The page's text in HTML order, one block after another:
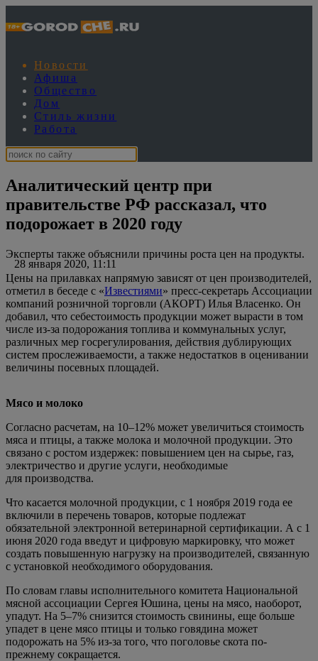
Новости
Афиша
Общество
Дом
Стиль жизни
Работа
Аналитический центр при
правительстве РФ рассказал, что
подорожает в 2020 году
28 января 2020, 11:11
Эксперты также объяснили причины роста цен на продукты.
Цены на прилавках напрямую зависят от цен производителей,
отметил в беседе с «Известиями» пресс-секретарь Ассоциации
компаний розничной торговли (АКОРТ) Илья Власенко. Он
добавил, что себестоимость продукции может вырасти в том
числе из-за подорожания топлива и коммунальных услуг,
различных мер госрегулирования, действия дублирующих
систем прослеживаемости, а также недостатков в оценивании
величины посевных площадей.
Мясо и молоко
Согласно расчетам, на 10–12% может увеличиться стоимость
мяса и птицы, а также молока и молочной продукции. Это
связано с ростом издержек: повышением цен на сырье, газ,
электричество и другие услуги, необходимые
для производства.
Что касается молочной продукции, с 1 ноября 2019 года ее
включили в перечень товаров, которые подлежат
обязательной электронной ветеринарной сертификации. А с 1
июня 2020 года введут и цифровую маркировку, что может
создать повышенную нагрузку на производителей, связанную
с установкой необходимого оборудования.
По словам главы исполнительного комитета Национальной
мясной ассоциации Сергея Юшина, цены на мясо, наоборот,
упадут. На 5–7% снизится стоимость свинины, еще больше
упадет в цене мясо птицы и только говядина может
подорожать на 5% из-за того, что поголовье скота по-
прежнему сокращается.